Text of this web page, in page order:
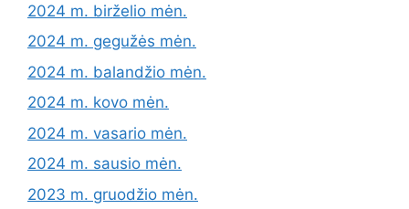
2024 m. birželio mėn.
2024 m. gegužės mėn.
2024 m. balandžio mėn.
2024 m. kovo mėn.
2024 m. vasario mėn.
2024 m. sausio mėn.
2023 m. gruodžio mėn.